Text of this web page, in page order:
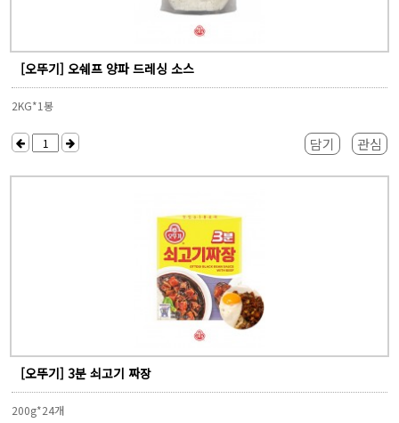
[오뚜기] 오쉐프 양파 드레싱 소스
2KG*1봉
담기 관심
[오뚜기] 3분 쇠고기 짜장
200g*24개